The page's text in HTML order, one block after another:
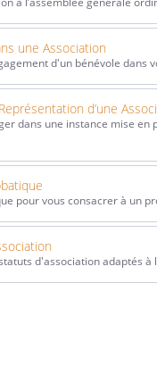
une Association
d'un bénévole dans
d’une
dans une instance mise en
pour vous consacrer à un
d'association adaptés